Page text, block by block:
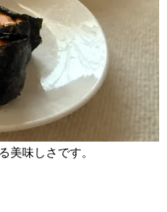
美味しさです。